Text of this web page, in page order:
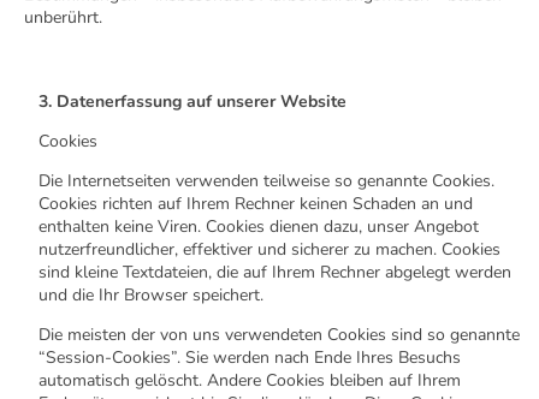
unberührt.
3. Datenerfassung auf unserer Website
Cookies
Die Internetseiten verwenden teilweise so genannte Cookies.
Cookies richten auf Ihrem Rechner keinen Schaden an und
enthalten keine Viren. Cookies dienen dazu, unser Angebot
nutzerfreundlicher, effektiver und sicherer zu machen. Cookies
sind kleine Textdateien, die auf Ihrem Rechner abgelegt werden
und die Ihr Browser speichert.
Die meisten der von uns verwendeten Cookies sind so genannte
“Session-Cookies”. Sie werden nach Ende Ihres Besuchs
automatisch gelöscht. Andere Cookies bleiben auf Ihrem